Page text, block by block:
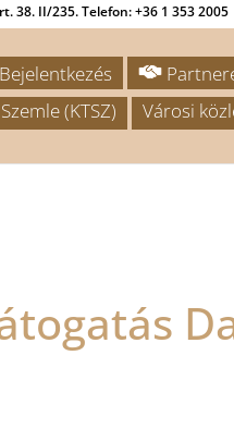
38. II/235. Telefon: +36 1 353 2005
(KTSZ) Városi